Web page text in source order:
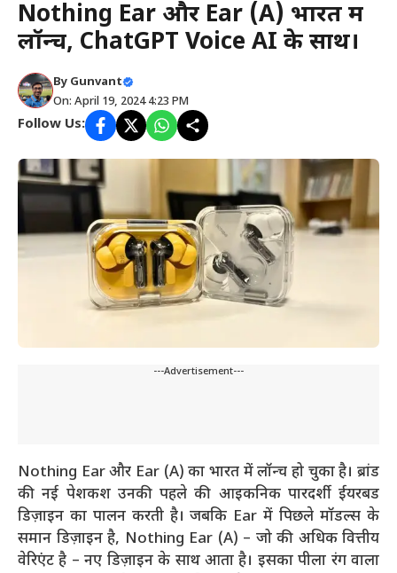
Nothing Ear और Ear (A) भारत में
लॉन्च, ChatGPT Voice AI के साथ।
By Gunvant
On: April 19, 2024 4:23 PM
Follow Us:
---Advertisement---
Nothing Ear और Ear (A) का भारत में लॉन्च हो चुका है। ब्रांड
की नई पेशकश उनकी पहले की आइकनिक पारदर्शी ईयरबड
डिज़ाइन का पालन करती है। जबकि Ear में पिछले मॉडल्स के
समान डिज़ाइन है, Nothing Ear (A) – जो की अधिक वित्तीय
वेरिएंट है – नए डिज़ाइन के साथ आता है। इसका पीला रंग वाला